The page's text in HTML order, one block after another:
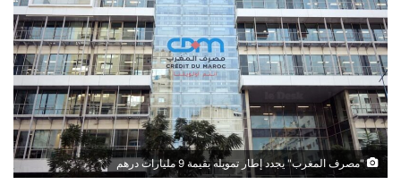
"مصرف المغرب" يجدد إطار تمويله بقيمة 9 مليارات درهم